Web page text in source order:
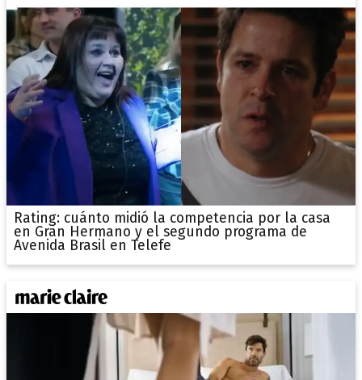
Rating: cuánto midió la competencia por la casa
en Gran Hermano y el segundo programa de
Avenida Brasil en Telefe